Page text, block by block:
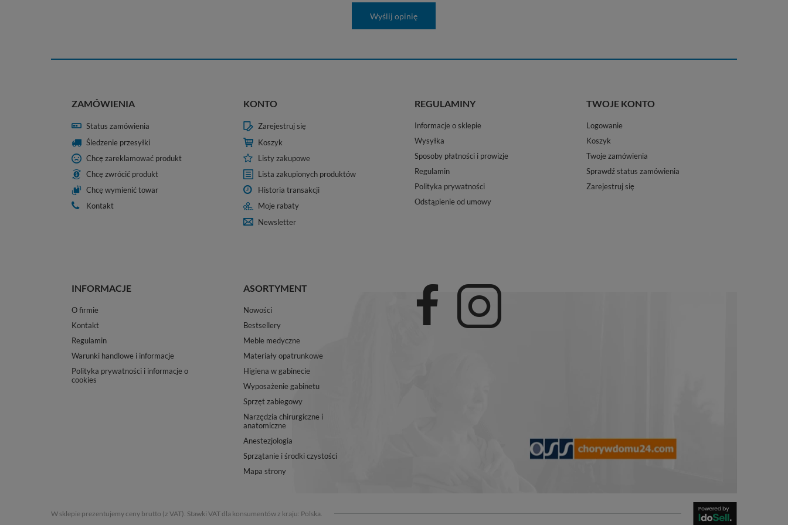
Wyślij opinię
ZAMÓWIENIA
Status zamówienia
Śledzenie przesyłki
Chcę zareklamować produkt
Chcę zwrócić produkt
Chcę wymienić towar
Kontakt
KONTO
Zarejestruj się
Koszyk
Listy zakupowe
Lista zakupionych produktów
Historia transakcji
Moje rabaty
Newsletter
REGULAMINY
Informacje o sklepie
Wysyłka
Sposoby płatności i prowizje
Regulamin
Polityka prywatności
Odstąpienie od umowy
TWOJE KONTO
Logowanie
Koszyk
Twoje zamówienia
Sprawdź status zamówienia
Zarejestruj się
INFORMACJE
O firmie
Kontakt
Regulamin
Warunki handlowe i informacje
Polityka prywatności i informacje o
cookies
ASORTYMENT
Nowości
Bestsellery
Meble medyczne
Materiały opatrunkowe
Higiena w gabinecie
Wyposażenie gabinetu
Sprzęt zabiegowy
Narzędzia chirurgiczne i
anatomiczne
Anestezjologia
Sprzątanie i środki czystości
Mapa strony
W sklepie prezentujemy ceny brutto (z VAT). Stawki VAT dla konsumentów z kraju: Polska.